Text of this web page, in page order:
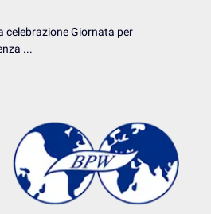
celebrazione Giornata per
...